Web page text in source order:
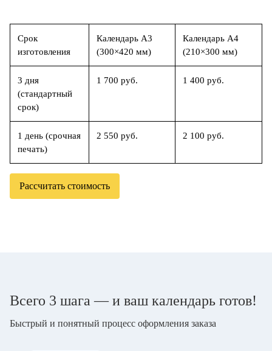
Срок
изготовления
Календарь А3
(300×420 мм)
Календарь А4
(210×300 мм)
3 дня
(стандартный
срок)
1 700 руб. 1 400 руб.
1 день (срочная
печать)
2 550 руб. 2 100 руб.
Рассчитать стоимость
Всего 3 шага — и ваш календарь готов!
Быстрый и понятный процесс оформления заказа